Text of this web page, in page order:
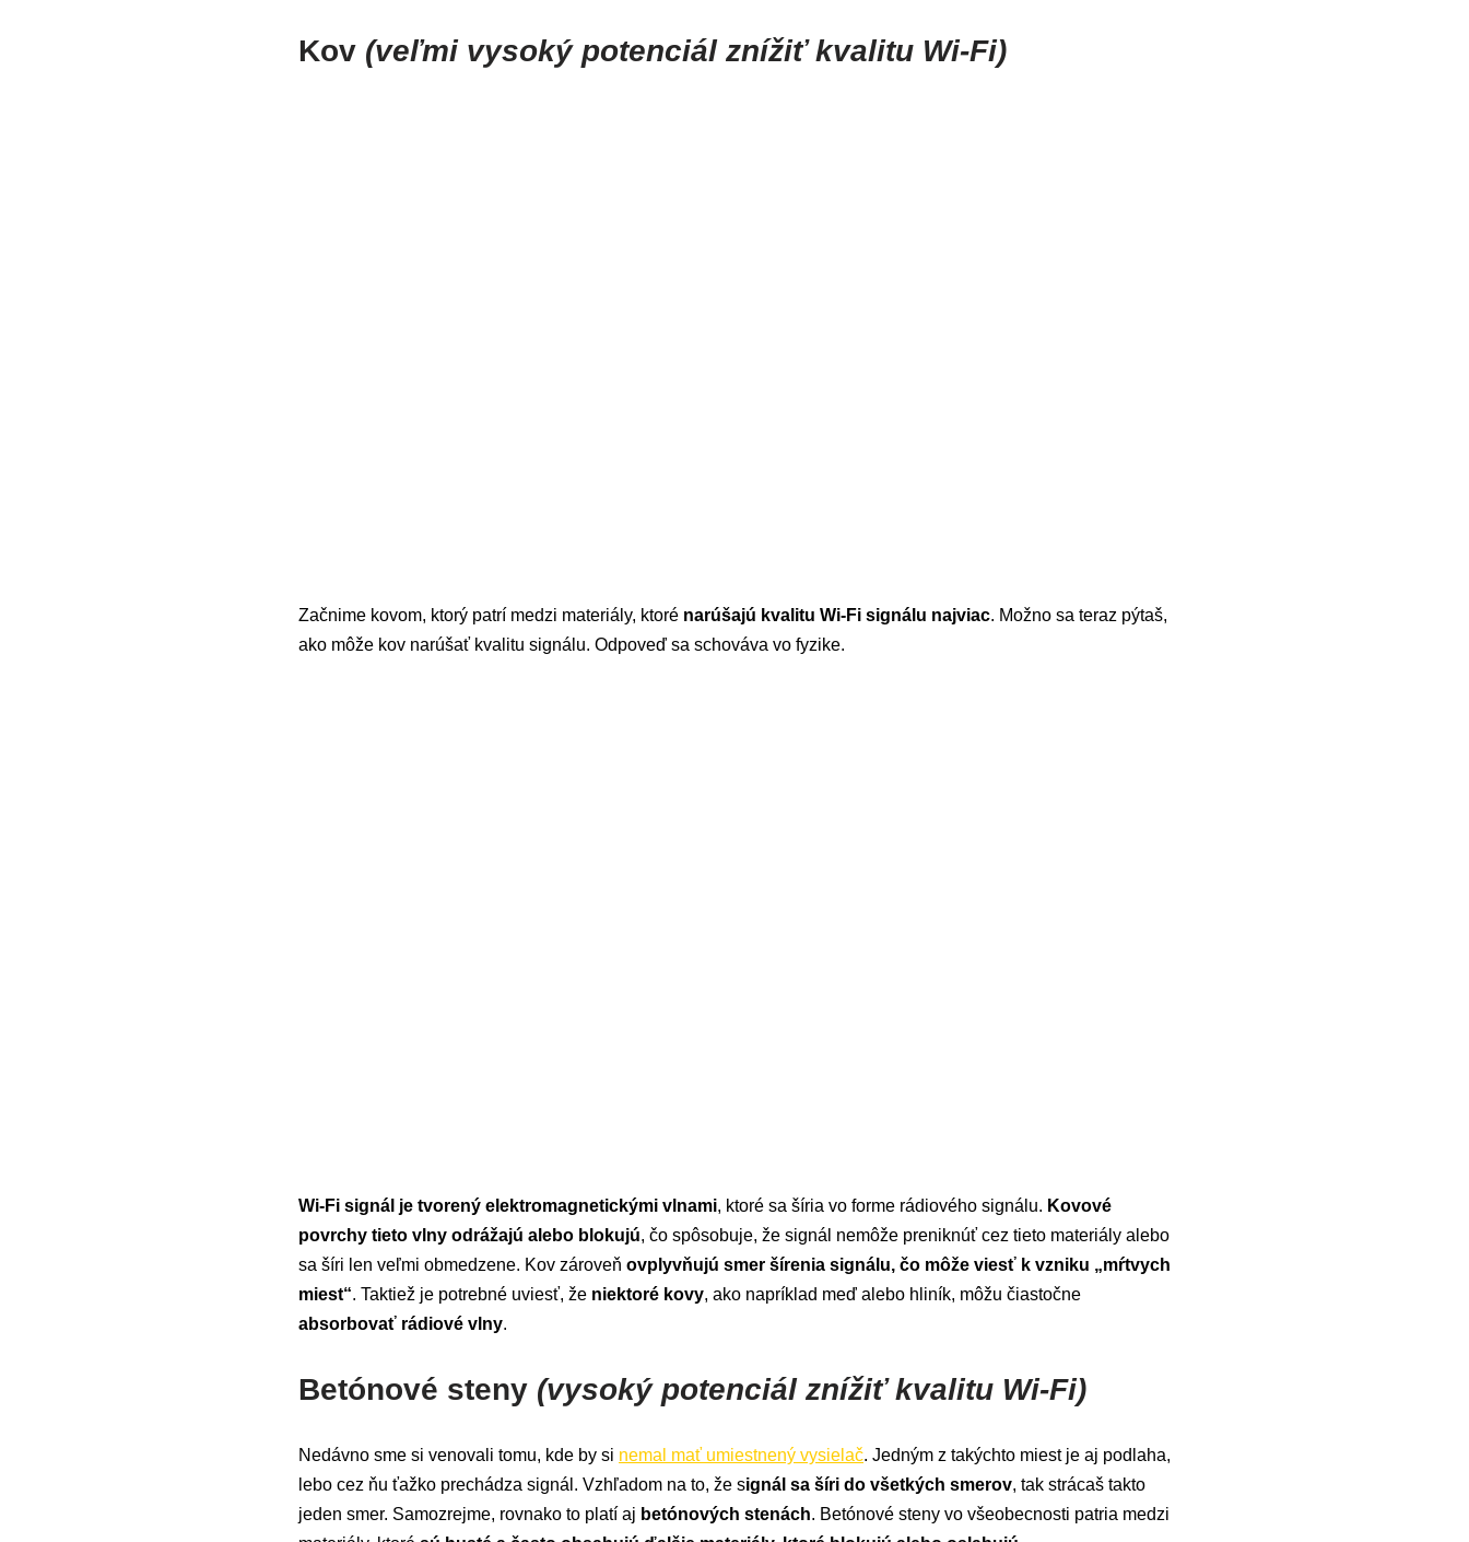
Kov (veľmi vysoký potenciál znížiť kvalitu Wi-Fi)
Začnime kovom, ktorý patrí medzi materiály, ktoré narúšajú kvalitu Wi-Fi signálu najviac. Možno sa teraz pýtaš,
ako môže kov narúšať kvalitu signálu. Odpoveď sa schováva vo fyzike.
Wi-Fi signál je tvorený elektromagnetickými vlnami, ktoré sa šíria vo forme rádiového signálu. Kovové
povrchy tieto vlny odrážajú alebo blokujú, čo spôsobuje, že signál nemôže preniknúť cez tieto materiály alebo
sa šíri len veľmi obmedzene. Kov zároveň ovplyvňujú smer šírenia signálu, čo môže viesť k vzniku „mŕtvych
miest“. Taktiež je potrebné uviesť, že niektoré kovy, ako napríklad meď alebo hliník, môžu čiastočne
absorbovať rádiové vlny.
Betónové steny (vysoký potenciál znížiť kvalitu Wi-Fi)
Nedávno sme si venovali tomu, kde by si nemal mať umiestnený vysielač. Jedným z takýchto miest je aj podlaha,
lebo cez ňu ťažko prechádza signál. Vzhľadom na to, že signál sa šíri do všetkých smerov, tak strácaš takto
jeden smer. Samozrejme, rovnako to platí aj betónových stenách. Betónové steny vo všeobecnosti patria medzi